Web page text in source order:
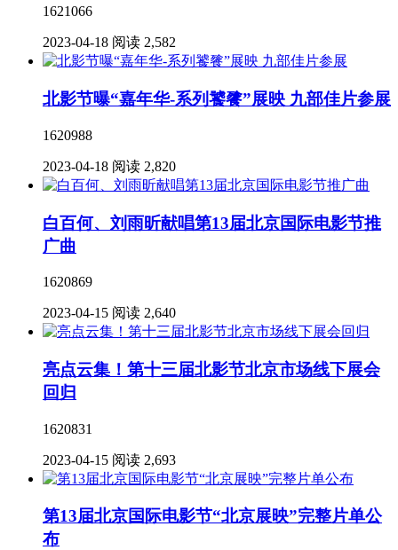
1621066
2023-04-18 阅读 2,582
北影节曝“嘉年华-系列饕餮”展映 九部佳片参展
1620988
2023-04-18 阅读 2,820
白百何、刘雨昕献唱第13届北京国际电影节推
广曲
1620869
2023-04-15 阅读 2,640
亮点云集！第十三届北影节北京市场线下展会
回归
1620831
2023-04-15 阅读 2,693
第13届北京国际电影节“北京展映”完整片单公
布